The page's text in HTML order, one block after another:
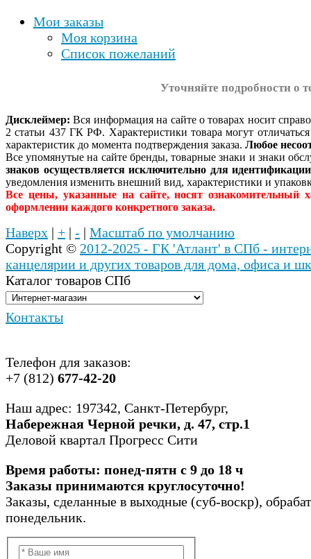
Мои заказы
Моя корзина
Список пожеланий
Уточняйте подробности о
Дисклеймер: Вся информация на сайте о товарах носит
2 статьи 437 ГК РФ. Характеристики товара могут
характеристик до момента подтверждения заказа. Любое
Все упомянутые на сайте бренды, товарные знаки и знаки
знаков осуществляется исключительно для
уведомления изменить внешний вид, характеристики и
Все цены, указанные на сайте, носят ознакомительный
оформлении каждого конкретного заказа.
Наверх | + | - | Масштаб по умолчанию
Copyright © 2012-2025 - ГК 'Атлант' в СПб -
канцелярии и других товаров для дома, офиса и
Каталог товаров СПб
Контакты
Телефон для заказов:
+7 (812) 677-42-20
Наш адрес: 197342, Санкт-Петербург,
Набережная Черной речки, д. 47, стр.1
Деловой квартал Прогресс Сити
Время работы: понед-пятн с 9 до 18 ч
Заказы принимаются круглосуточно!
Заказы, сделанные в выходные (суб-воскр),
понедельник.